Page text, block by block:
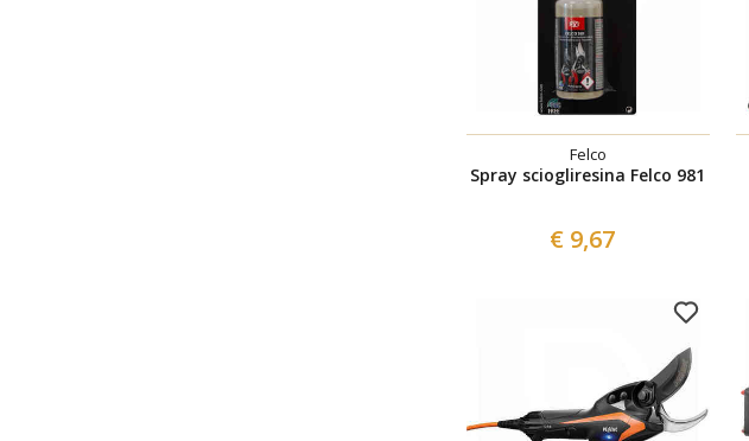
Felco
Spray sciogliresina Felco 981
€ 9,67